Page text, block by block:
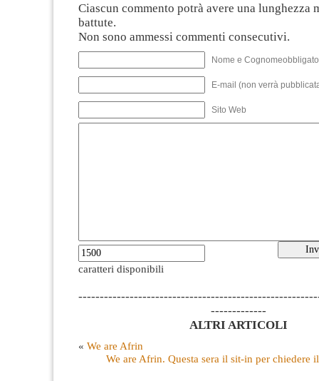
Ciascun commento potrà avere una lunghezza
battute.
Non sono ammessi commenti consecutivi.
Nome e
E-mail (non verrà
Sito Web
caratteri disponibili
-------------
ALTRI ARTICOLI
« We are Afrin
We are Afrin. Questa sera il sit-in per chiedere